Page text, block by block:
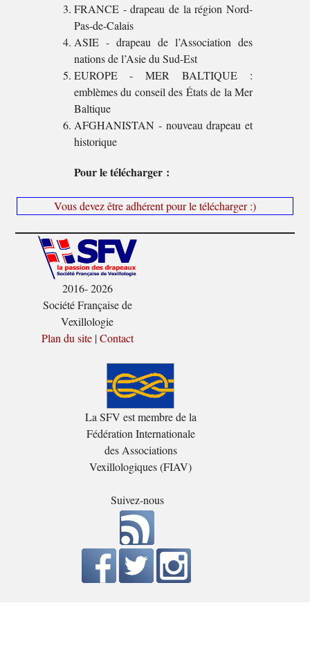
FRANCE - drapeau de la région Nord-
Pas-de-Calais
ASIE - drapeau de l’Association des
nations de l’Asie du Sud-Est
EUROPE - MER BALTIQUE :
emblèmes du conseil des États de la Mer
Baltique
AFGHANISTAN - nouveau drapeau et
historique
Pour le télécharger :
Vous devez être adhérent pour le télécharger :)
2016- 2026
Société Française de
Vexillologie
Plan du site|Contact
La SFV est membre de la
Fédération Internationale
des Associations
Vexillologiques (FIAV)
Suivez-nous